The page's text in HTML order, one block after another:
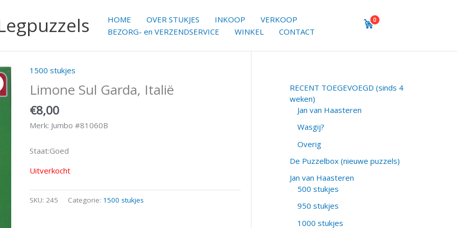
HOME OVER STUKJES INKOOP
VERKOOP
BEZORG- en VERZENDSERVICE
WINKEL CONTACT
0
1500 stukjes
Limone Sul Garda, Italië
€8,00
Merk: Jumbo #81060B
Staat:Goed
Uitverkocht
SKU: 245 Categorie: 1500 stukjes
RECENT TOEGEVOEGD (sinds 4
weken)
Jan van Haasteren
Wasgij?
Overig
De Puzzelbox (nieuwe puzzels)
Jan van Haasteren
500 stukjes
950 stukjes
1000 stukjes